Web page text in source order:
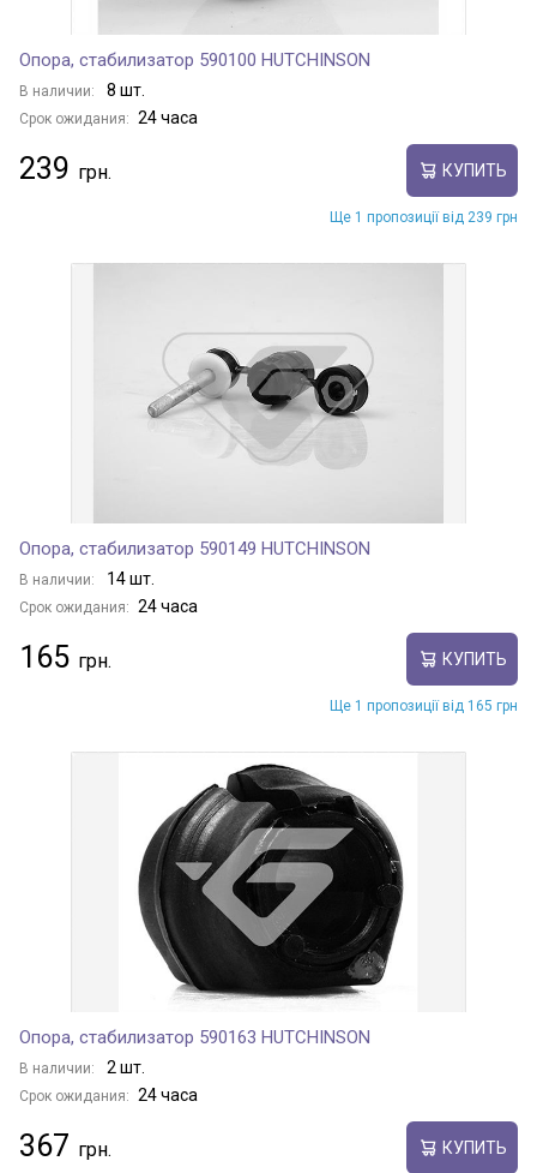
Опора, стабилизатор 590100 HUTCHINSON
В наличии: 8 шт.
Срок ожидания: 24 часа
239 КУПИТЬ
Ще 1 пропозиції від 239 грн
Опора, стабилизатор 590149 HUTCHINSON
В наличии: 14 шт.
Срок ожидания: 24 часа
165 КУПИТЬ
Ще 1 пропозиції від 165 грн
Опора, стабилизатор 590163 HUTCHINSON
В наличии: 2 шт.
Срок ожидания: 24 часа
367 КУПИТЬ